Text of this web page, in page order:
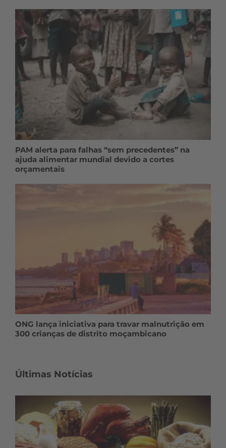
PAM alerta para falhas “sem precedentes” na
ajuda alimentar mundial devido a cortes
orçamentais
ONG lança iniciativa para travar malnutrição em
300 crianças de distrito moçambicano
Últimas Notícias